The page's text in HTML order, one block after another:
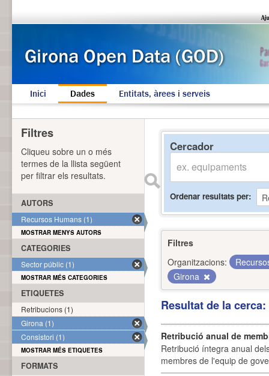
Inici Dades Entitats, àrees i serveis
Cercador
Ordenar resultats per
Filtres
Organitzacions:
Girona
Resultat de la
Retribució anual de
Retribució íntegra anual
membres de l'equip de
Filtres
Cliqueu sobre un o més
termes de la llista següent
per filtrar els resultats.
AUTORS
Recursos Humans (1)
MOSTRAR MENYS AUTORS
CATEGORIES
Sector públic (1)
MOSTRAR MÉS CATEGORIES
ETIQUETES
Retribucions (1)
Girona (1)
Consistori (1)
MOSTRAR MÉS ETIQUETES
FORMATS